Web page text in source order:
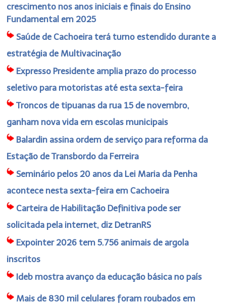
crescimento nos anos iniciais e finais do Ensino
Fundamental em 2025
Saúde de Cachoeira terá turno estendido durante a
estratégia de Multivacinação
Expresso Presidente amplia prazo do processo
seletivo para motoristas até esta sexta-feira
Troncos de tipuanas da rua 15 de novembro,
ganham nova vida em escolas municipais
Balardin assina ordem de serviço para reforma da
Estação de Transbordo da Ferreira
Seminário pelos 20 anos da Lei Maria da Penha
acontece nesta sexta-feira em Cachoeira
Carteira de Habilitação Definitiva pode ser
solicitada pela internet, diz DetranRS
Expointer 2026 tem 5.756 animais de argola
inscritos
Ideb mostra avanço da educação básica no país
Mais de 830 mil celulares foram roubados em